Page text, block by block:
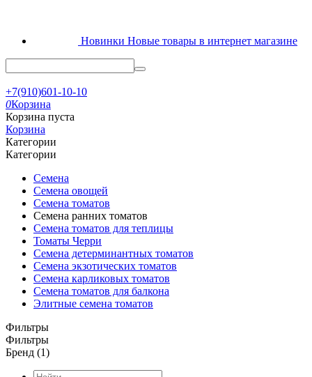
Новинки Новые товары в интернет магазине
+7(910)601-10-10
0Корзина
Корзина пуста
Корзина
Категории
Категории
Семена
Семена овощей
Семена томатов
Семена ранних томатов
Семена томатов для теплицы
Томаты Черри
Семена детерминантных томатов
Семена экзотических томатов
Семена карликовых томатов
Семена томатов для балкона
Элитные семена томатов
Фильтры
Фильтры
Бренд (1)